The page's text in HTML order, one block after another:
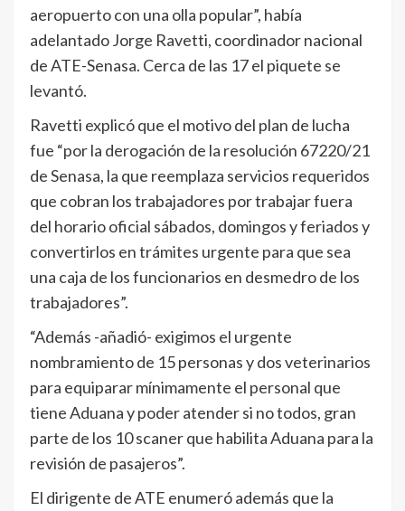
aeropuerto con una olla popular”, había
adelantado Jorge Ravetti, coordinador nacional
de ATE-Senasa. Cerca de las 17 el piquete se
levantó.
Ravetti explicó que el motivo del plan de lucha
fue “por la derogación de la resolución 67220/21
de Senasa, la que reemplaza servicios requeridos
que cobran los trabajadores por trabajar fuera
del horario oficial sábados, domingos y feriados y
convertirlos en trámites urgente para que sea
una caja de los funcionarios en desmedro de los
trabajadores”.
“Además -añadió- exigimos el urgente
nombramiento de 15 personas y dos veterinarios
para equiparar mínimamente el personal que
tiene Aduana y poder atender si no todos, gran
parte de los 10 scaner que habilita Aduana para la
revisión de pasajeros”.
El dirigente de ATE enumeró además que la